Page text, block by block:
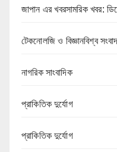
জাপান এর খবরসামরিক খবর:
টেকনোলজি ও বিজ্ঞানবিশ্ব সংবাদ
নাগরিক সাংবাদিক
প্রাকিতিক দুর্যোগ
প্রাকিতিক দুর্যোগ